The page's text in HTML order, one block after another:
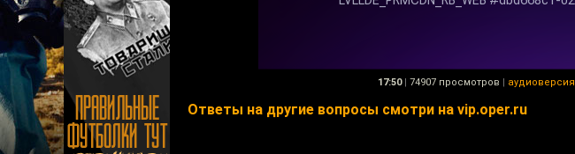
17:50 | 74907 просмотров | аудиоверсия
Ответы на другие вопросы смотри на vip.oper.ru